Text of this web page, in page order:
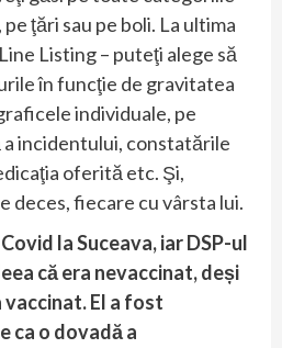
ţări sau pe boli. La ultima
Listing – puteţi alege să
în funcţie de gravitatea
individuale, pe
a incidentului, constatările
oferită etc. Şi,
deces, fiecare cu vârsta lui.
la Suceava, iar DSP-ul
că era nevaccinat, deși
vaccinat. El a fost
ca o dovadă a